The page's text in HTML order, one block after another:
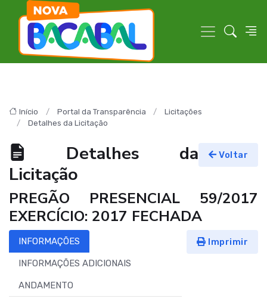
Início Portal da Transparência
Licitações
Detalhes da Licitação
Voltar
Detalhes da
Licitação
PREGÃO PRESENCIAL 59/2017
EXERCÍCIO: 2017 FECHADA
Imprimir
INFORMAÇÕES
INFORMAÇÕES ADICIONAIS
ANDAMENTO